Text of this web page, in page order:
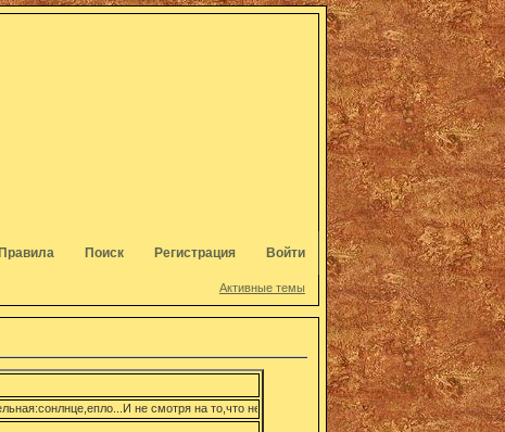
Правила Поиск Регистрация Войти
Активные темы
не смотря на то,что не всё идеально,мы,оптимистически